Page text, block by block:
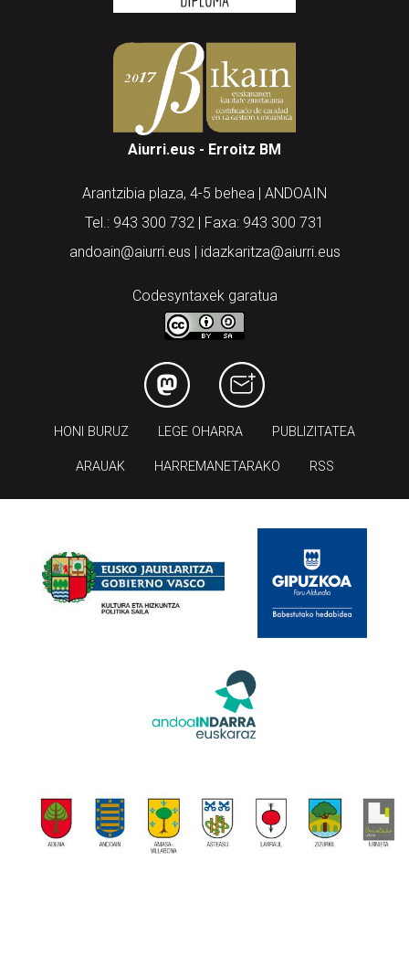
Aiurri.eus - Erroitz BM
Arantzibia plaza, 4-5 behea | ANDOAIN
Tel.: 943 300 732 | Faxa: 943 300 731
andoain@aiurri.eus | idazkaritza@aiurri.eus
Codesyntaxek garatua
HONI BURUZ LEGE OHARRA PUBLIZITATEA
ARAUAK HARREMANETARAKO RSS